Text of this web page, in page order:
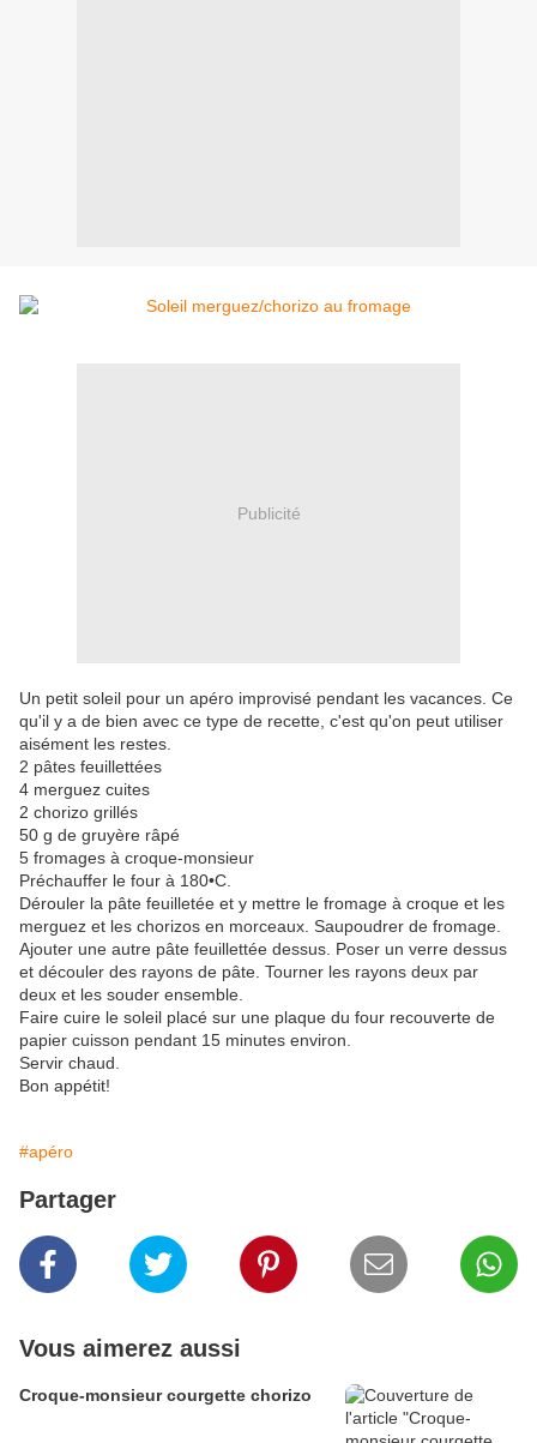
Publicité
Un petit soleil pour un apéro improvisé pendant les vacances. Ce
qu'il y a de bien avec ce type de recette, c'est qu'on peut utiliser
aisément les restes.
2 pâtes feuillettées
4 merguez cuites
2 chorizo grillés
50 g de gruyère râpé
5 fromages à croque-monsieur
Préchauffer le four à 180•C.
Dérouler la pâte feuilletée et y mettre le fromage à croque et les
merguez et les chorizos en morceaux. Saupoudrer de fromage.
Ajouter une autre pâte feuillettée dessus. Poser un verre dessus
et découler des rayons de pâte. Tourner les rayons deux par
deux et les souder ensemble.
Faire cuire le soleil placé sur une plaque du four recouverte de
papier cuisson pendant 15 minutes environ.
Servir chaud.
Bon appétit!
#apéro
Partager
Vous aimerez aussi
Croque-monsieur courgette chorizo